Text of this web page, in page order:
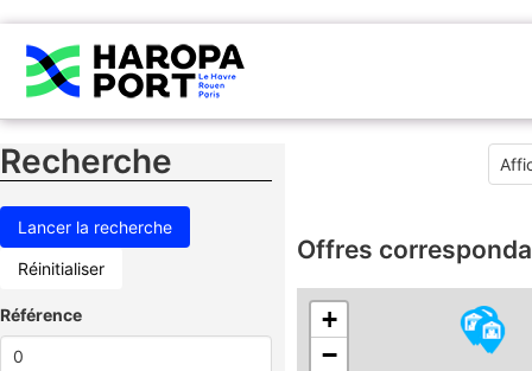
Recherche
Réinitialiser
Référence
Offres
+
−